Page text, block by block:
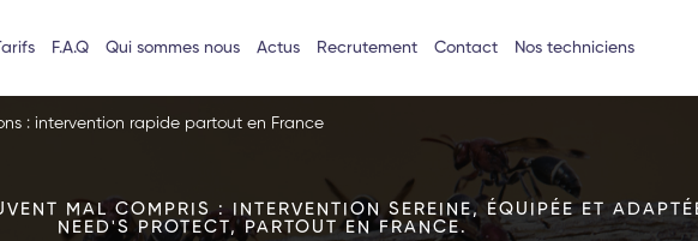
F.A.Q Qui sommes nous Actus Recrutement Contact Nos techniciens
: intervention rapide partout en France
MAL COMPRIS : INTERVENTION SEREINE, ÉQUIPÉE ET
NEED'S PROTECT, PARTOUT EN FRANCE.